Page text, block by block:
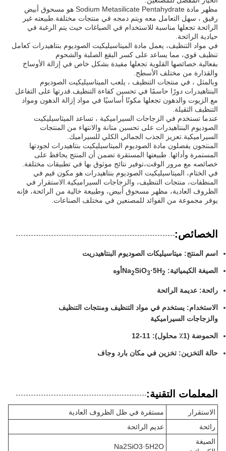
مظهر مادة Sodium Metasilicate Pentahydrate هو مسحوق أبيض
رقيق ، سهل التعامل معه ويتم دمجه في منتجات مختلفة.طبيعته غير
الرائحة تجعلها مناسبة للاستخدام في الصياغات حيث يتم الرغبة في
حيادية الرائحة.
في مواد التنظيف، يعمل مادة الميتاسيليكيت الصوديوم بنتاهيدرات كعامل
تنظيف قوي، مما يساعد على كسر البقع الصلبة والشحوم
بفعالية.خصائصها القلوية تجعلها مفيدة بشكل خاص في إزالة الأوساخ
والقذارة من مختلف الأسطح.
وبالمثل ، في منتجات التنظيف ، يلعب الميتاسيليكيت الصوديوم
البنتاهيدرات دورًا حاسمًا في تحسين كفاءة التنظيف.قدرتها على التفاعل
مع الزيوت والدهون تجعلها مكونًا أساسيًا في مواد إزالة الدهون ومواد
التنظيف الثقيلة.
عندما تستخدم في الزجاجات السيراميكية ، تساعد الميثاسيليكيت
الصوديوم البنتاهيدرات على تحسين متانة والانتهاء من المنتجات
السيراميكية.تعزيز الجذب الجمالي الكلي للسيراميك.
المنتجون يفضلون مادة الصوديوم الميتاسيليكيت بنتاهيدرات لجودتها
المستمرة وأدائها. طبيعتها المستقرة تضمن أن المنتج يحافظ على
خصائصه مع مرور الوقت،توفير نتائج موثوق بها في تطبيقات مختلفة.
في الختام، الميتاسيليكيت الصوديوم بنتاهيدرات هو مكون قيم في
المنظفات، منتجات التنظيف، والزجاجات السيراميكية.الاستقرار في
الظروف العادية، مظهر مسحوق أبيض، وطبيعة خالية من الرائحة، فإنه
يوفر مجموعة من الفوائد للمصنعين في مختلف الصناعات.
الخصائص:
اسم المنتج: ميتاسيليكات الصوديوم البنتاهيدريت
الصيغة الكيميائية: Na 2SiO3·5H2 أوه
رائحة: عديمة الرائحة
الاستخدام: يستخدم في مواد التنظيف ومنتجات التنظيف
والزجاجات السيراميكية
الحموضة (1٪ محلول): 11-12
حالة التخزين: تخزين في مكان بارد وجاف
المعلمات التقنية:
الاستقرار
مستقرة في ظل الظروف العادية
رائحة
عديم الرائحة
الصيغة
Na2SiO3·5H2O